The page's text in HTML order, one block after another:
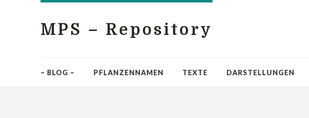
MPS – Repository
– BLOG – PFLANZENNAMEN TEXTE DARSTELLUNGEN